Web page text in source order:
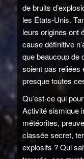
de bruits
les États-Unis.
leurs origines ont
cause définitive
que beaucoup de
soient pas reliées
presque toutes
Qu’est-ce qui
Activité sismique
météorites,
classée secret,
explosifs ? Qui